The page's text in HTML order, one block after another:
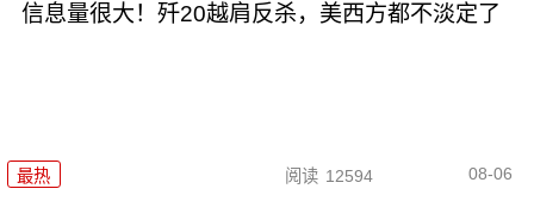
信息量很大！歼20越肩反杀，美西方都不淡定了
最热 阅读 12594 08-06